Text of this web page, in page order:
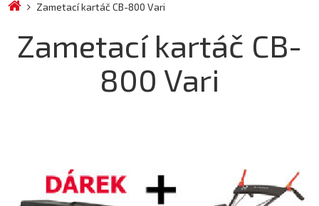
Zametací kartáč CB-800 Vari
Zametací kartáč CB-
800 Vari